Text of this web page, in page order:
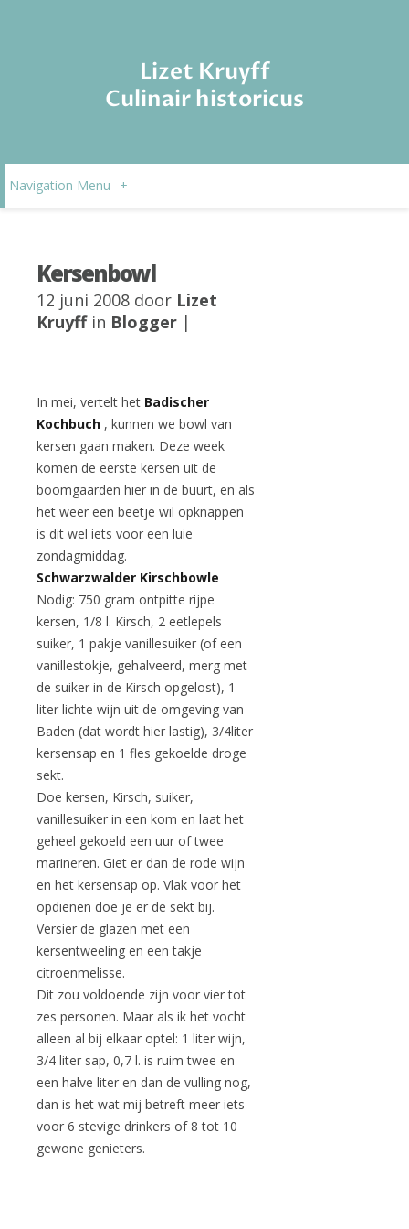
Lizet Kruyff
Culinair historicus
Navigation Menu +
Kersenbowl
12 juni 2008 door Lizet
Kruyffin Blogger |
In mei, vertelt het Badischer
Kochbuch , kunnen we bowl van
kersen gaan maken. Deze week
komen de eerste kersen uit de
boomgaarden hier in de buurt, en als
het weer een beetje wil opknappen
is dit wel iets voor een luie
zondagmiddag.
Schwarzwalder Kirschbowle
Nodig: 750 gram ontpitte rijpe
kersen, 1/8 l. Kirsch, 2 eetlepels
suiker, 1 pakje vanillesuiker (of een
vanillestokje, gehalveerd, merg met
de suiker in de Kirsch opgelost), 1
liter lichte wijn uit de omgeving van
Baden (dat wordt hier lastig), 3/4liter
kersensap en 1 fles gekoelde droge
sekt.
Doe kersen, Kirsch, suiker,
vanillesuiker in een kom en laat het
geheel gekoeld een uur of twee
marineren. Giet er dan de rode wijn
en het kersensap op. Vlak voor het
opdienen doe je er de sekt bij.
Versier de glazen met een
kersentweeling en een takje
citroenmelisse.
Dit zou voldoende zijn voor vier tot
zes personen. Maar als ik het vocht
alleen al bij elkaar optel: 1 liter wijn,
3/4 liter sap, 0,7 l. is ruim twee en
een halve liter en dan de vulling nog,
dan is het wat mij betreft meer iets
voor 6 stevige drinkers of 8 tot 10
gewone genieters.